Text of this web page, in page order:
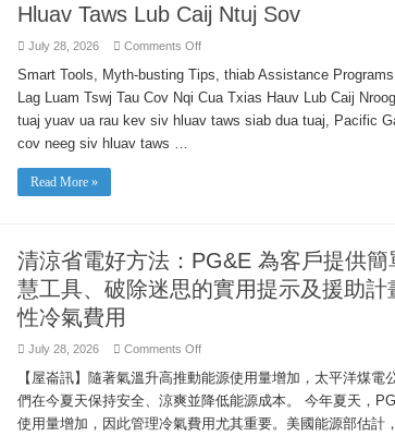
지
절
약
위
한
간
단
Hluav Taws Lub Caij Ntuj Sov
July 28, 2026 Comments Offon
Muaj
Yeej
(Cool
PG&E
Neeg
Siv
Hluav
Taws
Txoj
Siv
Hluav
Taws
Lub
Caij
Smart Tools, Myth-busting Tips, thiab Assistance
Lag Luam Tswj Tau Cov Nqi Cua Txias Hauv Lub Caij
tuaj yuav ua rau kev siv hluav taws siab dua tuaj, Pacific
cov neeg siv hluav taws …
Read More »
清涼省電好方法：PG&E 為客戶提供
慧工具、破除迷思的實用提示及援助
性冷氣費用
July 28, 2026 Comments Offon
涼
省
電
好
【屋崙訊】隨著氣溫升高推動能源使用量增加，太平洋煤
們在今夏天保持安全、涼爽並降低能源成本。 今年夏天，
使用量增加，因此管理冷氣費用尤其重要。美國能源部估